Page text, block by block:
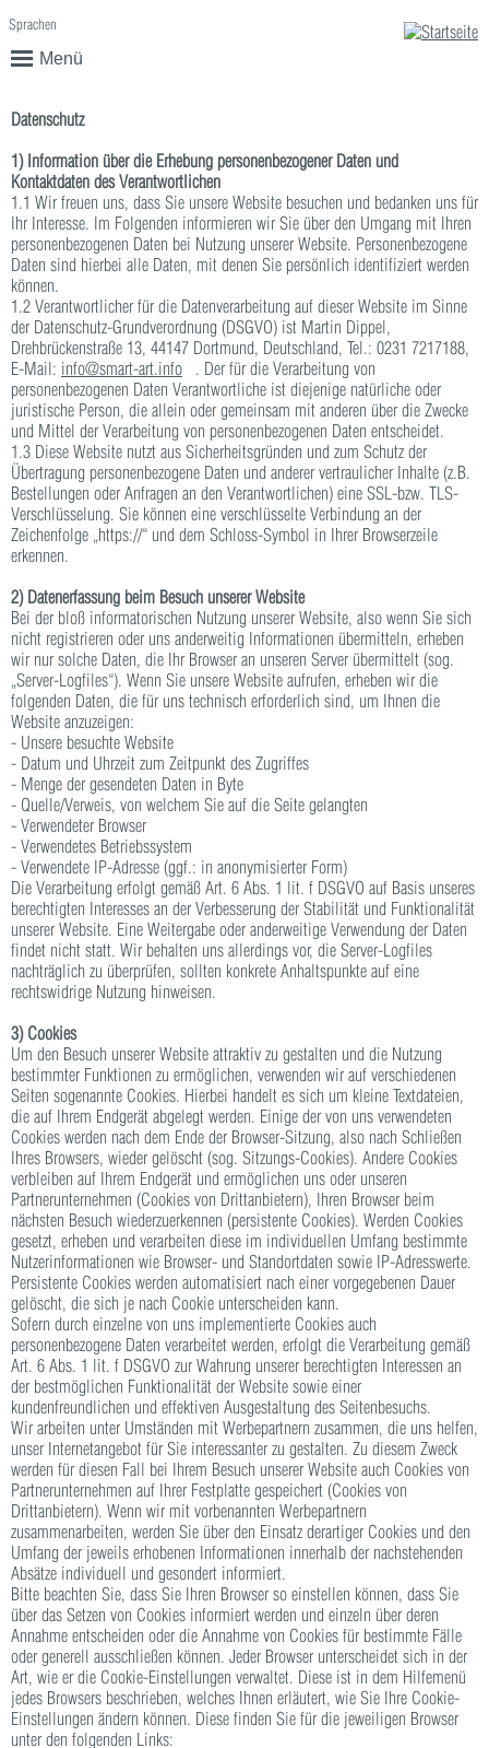
Menü
Sprachen
Datenschutz
1) Information über die Erhebung personenbezogener Daten und
Kontaktdaten des Verantwortlichen
1.1 Wir freuen uns, dass Sie unsere Website besuchen und bedanken uns für
Ihr Interesse. Im Folgenden informieren wir Sie über den Umgang mit Ihren
personenbezogenen Daten bei Nutzung unserer Website. Personenbezogene
Daten sind hierbei alle Daten, mit denen Sie persönlich identifiziert werden
können.
1.2 Verantwortlicher für die Datenverarbeitung auf dieser Website im Sinne
der Datenschutz-Grundverordnung (DSGVO) ist Martin Dippel,
Drehbrückenstraße 13, 44147 Dortmund, Deutschland, Tel.: 0231 7217188,
E-Mail: info@smart-art.info (link sends e-mail)
. Der für die Verarbeitung von
personenbezogenen Daten Verantwortliche ist diejenige natürliche oder
juristische Person, die allein oder gemeinsam mit anderen über die Zwecke
und Mittel der Verarbeitung von personenbezogenen Daten entscheidet.
1.3 Diese Website nutzt aus Sicherheitsgründen und zum Schutz der
Übertragung personenbezogene Daten und anderer vertraulicher Inhalte (z.B.
Bestellungen oder Anfragen an den Verantwortlichen) eine SSL-bzw. TLS-
Verschlüsselung. Sie können eine verschlüsselte Verbindung an der
Zeichenfolge „https://“ und dem Schloss-Symbol in Ihrer Browserzeile
erkennen.
2) Datenerfassung beim Besuch unserer Website
Bei der bloß informatorischen Nutzung unserer Website, also wenn Sie sich
nicht registrieren oder uns anderweitig Informationen übermitteln, erheben
wir nur solche Daten, die Ihr Browser an unseren Server übermittelt (sog.
„Server-Logfiles“). Wenn Sie unsere Website aufrufen, erheben wir die
folgenden Daten, die für uns technisch erforderlich sind, um Ihnen die
Website anzuzeigen:
- Unsere besuchte Website
- Datum und Uhrzeit zum Zeitpunkt des Zugriffes
- Menge der gesendeten Daten in Byte
- Quelle/Verweis, von welchem Sie auf die Seite gelangten
- Verwendeter Browser
- Verwendetes Betriebssystem
- Verwendete IP-Adresse (ggf.: in anonymisierter Form)
Die Verarbeitung erfolgt gemäß Art. 6 Abs. 1 lit. f DSGVO auf Basis unseres
berechtigten Interesses an der Verbesserung der Stabilität und Funktionalität
unserer Website. Eine Weitergabe oder anderweitige Verwendung der Daten
findet nicht statt. Wir behalten uns allerdings vor, die Server-Logfiles
nachträglich zu überprüfen, sollten konkrete Anhaltspunkte auf eine
rechtswidrige Nutzung hinweisen.
3) Cookies
Um den Besuch unserer Website attraktiv zu gestalten und die Nutzung
bestimmter Funktionen zu ermöglichen, verwenden wir auf verschiedenen
Seiten sogenannte Cookies. Hierbei handelt es sich um kleine Textdateien,
die auf Ihrem Endgerät abgelegt werden. Einige der von uns verwendeten
Cookies werden nach dem Ende der Browser-Sitzung, also nach Schließen
Ihres Browsers, wieder gelöscht (sog. Sitzungs-Cookies). Andere Cookies
verbleiben auf Ihrem Endgerät und ermöglichen uns oder unseren
Partnerunternehmen (Cookies von Drittanbietern), Ihren Browser beim
nächsten Besuch wiederzuerkennen (persistente Cookies). Werden Cookies
gesetzt, erheben und verarbeiten diese im individuellen Umfang bestimmte
Nutzerinformationen wie Browser- und Standortdaten sowie IP-Adresswerte.
Persistente Cookies werden automatisiert nach einer vorgegebenen Dauer
gelöscht, die sich je nach Cookie unterscheiden kann.
Sofern durch einzelne von uns implementierte Cookies auch
personenbezogene Daten verarbeitet werden, erfolgt die Verarbeitung gemäß
Art. 6 Abs. 1 lit. f DSGVO zur Wahrung unserer berechtigten Interessen an
der bestmöglichen Funktionalität der Website sowie einer
kundenfreundlichen und effektiven Ausgestaltung des Seitenbesuchs.
Wir arbeiten unter Umständen mit Werbepartnern zusammen, die uns helfen,
unser Internetangebot für Sie interessanter zu gestalten. Zu diesem Zweck
werden für diesen Fall bei Ihrem Besuch unserer Website auch Cookies von
Partnerunternehmen auf Ihrer Festplatte gespeichert (Cookies von
Drittanbietern). Wenn wir mit vorbenannten Werbepartnern
zusammenarbeiten, werden Sie über den Einsatz derartiger Cookies und den
Umfang der jeweils erhobenen Informationen innerhalb der nachstehenden
Absätze individuell und gesondert informiert.
Bitte beachten Sie, dass Sie Ihren Browser so einstellen können, dass Sie
über das Setzen von Cookies informiert werden und einzeln über deren
Annahme entscheiden oder die Annahme von Cookies für bestimmte Fälle
oder generell ausschließen können. Jeder Browser unterscheidet sich in der
Art, wie er die Cookie-Einstellungen verwaltet. Diese ist in dem Hilfemenü
jedes Browsers beschrieben, welches Ihnen erläutert, wie Sie Ihre Cookie-
Einstellungen ändern können. Diese finden Sie für die jeweiligen Browser
unter den folgenden Links: